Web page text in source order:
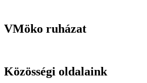
VMöko ruházat
Közösségi oldalaink